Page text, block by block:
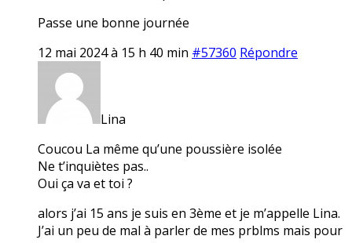
Passe une bonne journée
12 mai 2024 à 15 h 40 min #57360 Répondre
Lina
Coucou La même qu’une poussière isolée
Ne t’inquiètes pas..
Oui ça va et toi ?
alors j’ai 15 ans je suis en 3ème et je m’appelle Lina.
J’ai un peu de mal à parler de mes prblms mais pour